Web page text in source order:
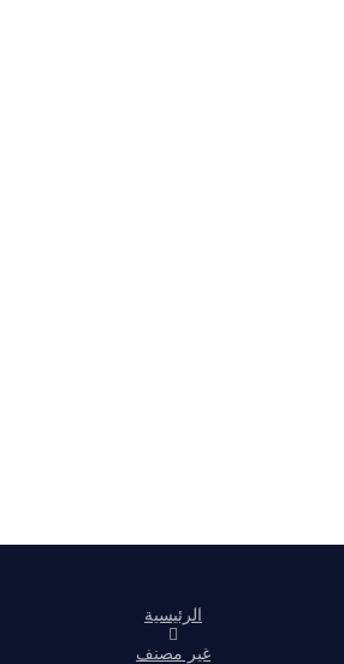
الرئيسية
غير مصنف